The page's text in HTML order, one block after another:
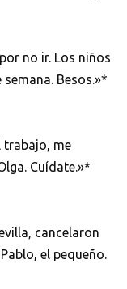
no ir. Los niños
Besos.»*
trabajo, me
Cuídate.»*
cancelaron
el pequeño.